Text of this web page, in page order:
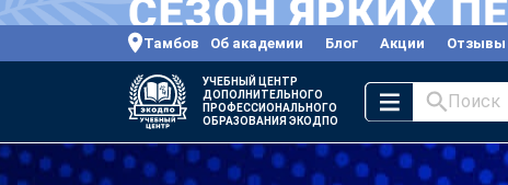
Тамбов Об академии Блог Акции Отзывы
УЧЕБНЫЙ ЦЕНТР
ДОПОЛНИТЕЛЬНОГО
ПРОФЕССИОНАЛЬНОГО
ОБРАЗОВАНИЯ ЭКОДПО
Поиск